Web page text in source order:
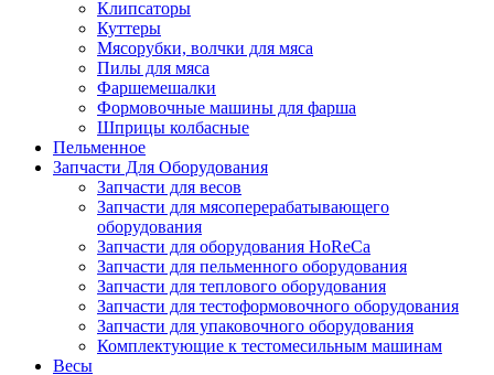
Клипсаторы
Куттеры
Мясорубки, волчки для мяса
Пилы для мяса
Фаршемешалки
Формовочные машины для фарша
Шприцы колбасные
Пельменное
Запчасти Для Оборудования
Запчасти для весов
Запчасти для мясоперерабатывающего
оборудования
Запчасти для оборудования HoReCa
Запчасти для пельменного оборудования
Запчасти для теплового оборудования
Запчасти для тестоформовочного оборудования
Запчасти для упаковочного оборудования
Комплектующие к тестомесильным машинам
Весы